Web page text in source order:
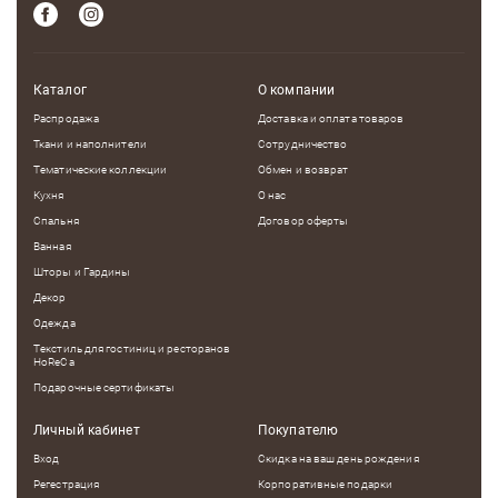
Каталог
Распродажа
Ткани и наполнители
Тематические коллекции
Кухня
Спальня
Ванная
Шторы и Гардины
Декор
Одежда
Текстиль для гостиниц и ресторанов
HoReCa
Подарочные сертификаты
О компании
Доставка и оплата товаров
Сотрудничество
Обмен и возврат
О нас
Договор оферты
Личный кабинет
Вход
Регестрация
Покупателю
Скидка на ваш день рождения
Корпоративные подарки